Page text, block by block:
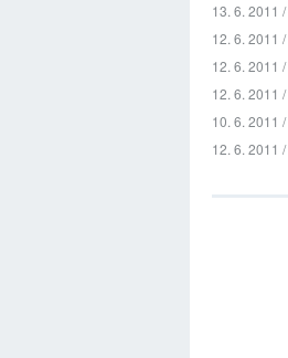
13. 6. 2011 /
12. 6. 2011 /
12. 6. 2011 /
12. 6. 2011 /
10. 6. 2011 /
12. 6. 2011 /